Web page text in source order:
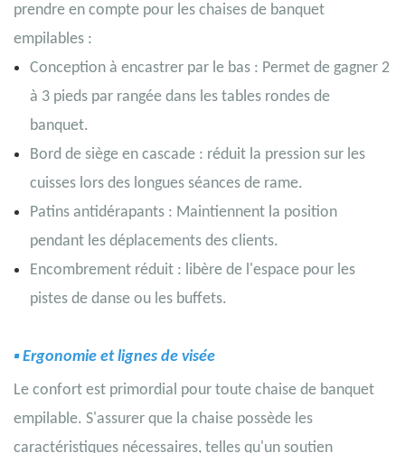
prendre en compte pour les chaises de banquet
empilables :
Conception à encastrer par le bas : Permet de gagner 2
à 3 pieds par rangée dans les tables rondes de
banquet.
Bord de siège en cascade : réduit la pression sur les
cuisses lors des longues séances de rame.
Patins antidérapants : Maintiennent la position
pendant les déplacements des clients.
Encombrement réduit : libère de l'espace pour les
pistes de danse ou les buffets.
▪Ergonomie et lignes de visée
Le confort est primordial pour toute chaise de banquet
empilable. S'assurer que la chaise possède les
caractéristiques nécessaires, telles qu'un soutien